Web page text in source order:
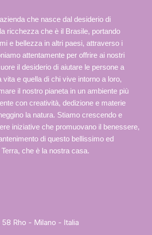
che nasce dal desiderio di
ricchezza che è il Brasile, portando
e bellezza in altri paesi, attraverso i
attentamente per offrire ai nostri
il desiderio di aiutare le persone a
vita e quella di chi vive intorno a loro,
il nostro pianeta in un ambiente più
con creatività, dedizione e materie
la natura. Stiamo crescendo e
iniziative che promuovano il benessere,
di questo bellissimo ed
che è la nostra casa.
58 Rho - Milano - Italia